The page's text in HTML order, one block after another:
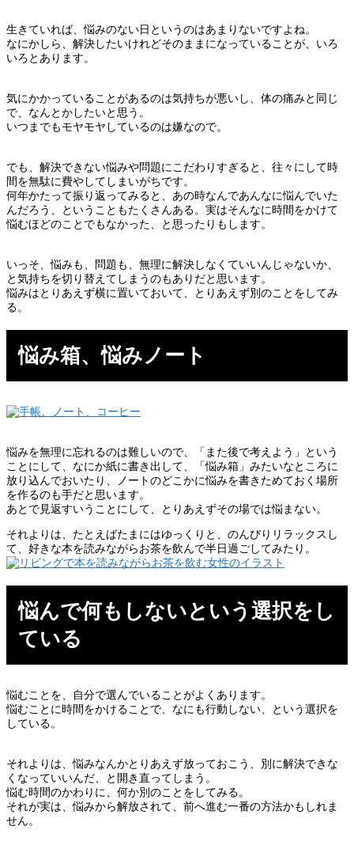
生きていれば、悩みのない日というのはあまりないですよね。
なにかしら、解決したいけれどそのままになっていることが、いろ
いろとあります。
気にかかっていることがあるのは気持ちが悪いし、体の痛みと同じ
で、なんとかしたいと思う。
いつまでもモヤモヤしているのは嫌なので。
でも、解決できない悩みや問題にこだわりすぎると、往々にして時
間を無駄に費やしてしまいがちです。
何年かたって振り返ってみると、あの時なんであんなに悩んでいた
んだろう、ということもたくさんある。実はそんなに時間をかけて
悩むほどのことでもなかった、と思ったりもします。
いっそ、悩みも、問題も、無理に解決しなくていいんじゃないか、
と気持ちを切り替えてしまうのもありだと思います。
悩みはとりあえず横に置いておいて、とりあえず別のことをしてみ
る。
悩み箱、悩みノート
悩みを無理に忘れるのは難しいので、「また後で考えよう」という
ことにして、なにか紙に書き出して、「悩み箱」みたいなところに
放り込んでおいたり、ノートのどこかに悩みを書きためておく場所
を作るのも手だと思います。
あとで見返すいうことにして、とりあえずその場では悩まない。
それよりは、たとえばたまにはゆっくりと、のんびりリラックスし
て、好きな本を読みながらお茶を飲んで半日過ごしてみたり。
悩んで何もしないという選択をし
ている
悩むことを、自分で選んでいることがよくあります。
悩むことに時間をかけることで、なにも行動しない、という選択を
している。
それよりは、悩みなんかとりあえず放っておこう、別に解決できな
くなっていいんだ、と開き直ってしまう。
悩む時間のかわりに、何か別のことをしてみる。
それが実は、悩みから解放されて、前へ進む一番の方法かもしれま
せん。